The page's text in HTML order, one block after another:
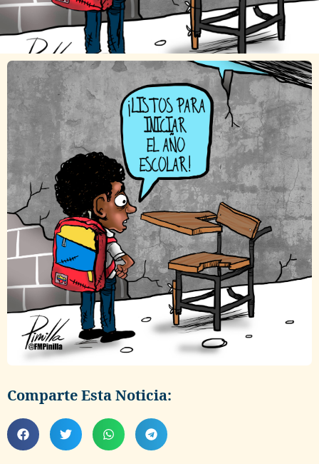
Comparte Esta Noticia: